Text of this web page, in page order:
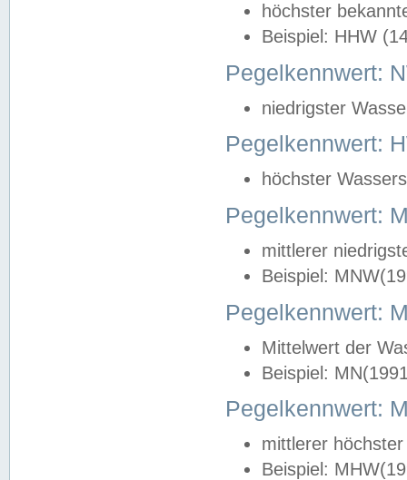
höchster
Beispiel: HHW
Pegelkennwert:
niedrigster
Pegelkennwert:
höchster
Pegelkennwert:
mittlerer
Beispiel:
Pegelkennwert:
Mittelwert der
Beispiel:
Pegelkennwert:
mittlerer
Beispiel: